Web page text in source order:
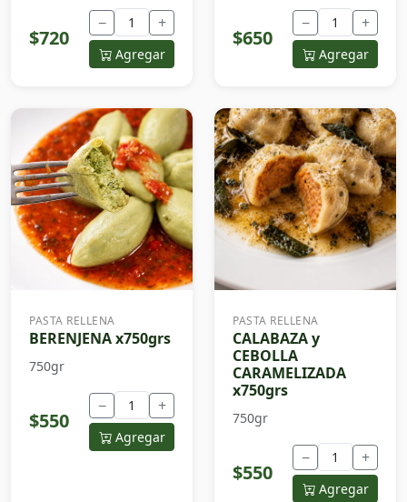
$720
− +
Agregar
$650
− +
Agregar
PASTA RELLENA
BERENJENA x750grs
750gr
$550
− +
Agregar
PASTA RELLENA
CALABAZA y
CEBOLLA
CARAMELIZADA
x750grs
750gr
$550
− +
Agregar